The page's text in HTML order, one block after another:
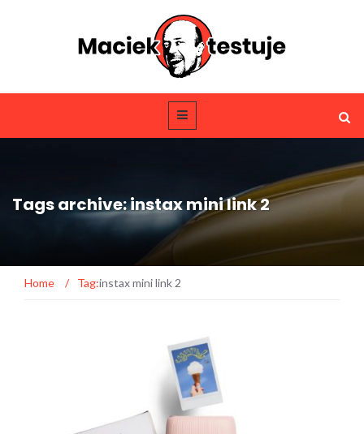
Tags archive: instax mini link 2
Home / Tag:instax mini link 2